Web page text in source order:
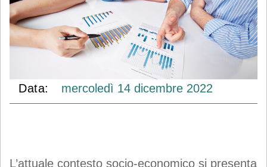
Data: mercoledì 14 dicembre 2022
L’attuale contesto socio-economico si presenta